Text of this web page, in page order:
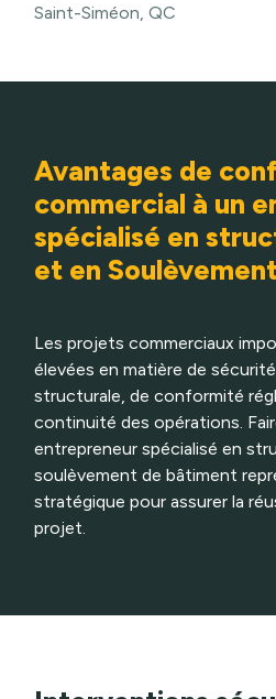
Saint-Siméon, QC
Avantages de
commercial à un
spécialisé en
et en
Les projets commerciaux
élevées en matière de
structurale, de conformité
continuité des opérations.
entrepreneur spécialisé en
soulèvement de bâtiment
stratégique pour assurer la
projet.